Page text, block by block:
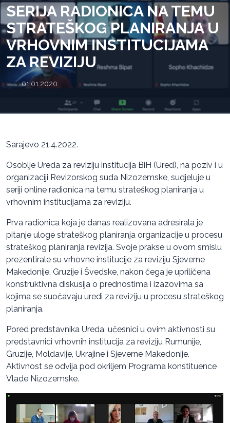
SERIJA RADIONICA NA TEMU
STRATEŠKOG PLANIRANJA U
VRHOVNIM INSTITUCIJAMA
ZA REVIZIJU
01.01.2020.
Sarajevo 21.4.2022.
Osoblje Ureda za reviziju institucija BiH (Ured), na poziv i u
organizaciji Revizorskog suda Nizozemske, sudjeluje u
seriji online radionica na temu strateškog planiranja u
vrhovnim institucijama za reviziju.
Prva radionica koja je danas realizovana adresirala je
pitanje uloge strateškog planiranja organizacije u procesu
strateškog planiranja revizija. Svoje prakse u ovom smislu
prezentirale su vrhovne institucije za reviziju Sjeverne
Makedonije, Gruzije i Švedske, nakon čega je upriličena
konstruktivna diskusija o prednostima i izazovima sa
kojima se suočavaju uredi za reviziju u procesu strateškog
planiranja.
Pored predstavnika Ureda, učesnici u ovim aktivnosti su
predstavnici vrhovnih institucija za reviziju Rumunije,
Gruzije, Moldavije, Ukrajine i Sjeverne Makedonije.
Aktivnost se odvija pod okriljem Programa konstituence
Vlade Nizozemske.